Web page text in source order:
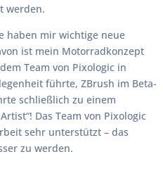
werden.
haben mir wichtige neue
ist mein Motorradkonzept
Team von Pixologic in
führte, ZBrush im Beta-
schließlich zu einem
Das Team von Pixologic
sehr unterstützt – das
zu werden.